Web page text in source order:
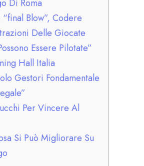
Di Roma
Blow”, Codere
Delle Giocate
Essere Pilotate”
Hall Italia
Gestori Fondamentale
Per Vincere Al
Si Può Migliorare Su